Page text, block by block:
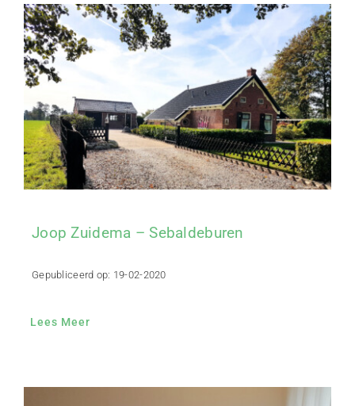
Joop Zuidema – Sebaldeburen
Gepubliceerd op: 19-02-2020
Lees Meer